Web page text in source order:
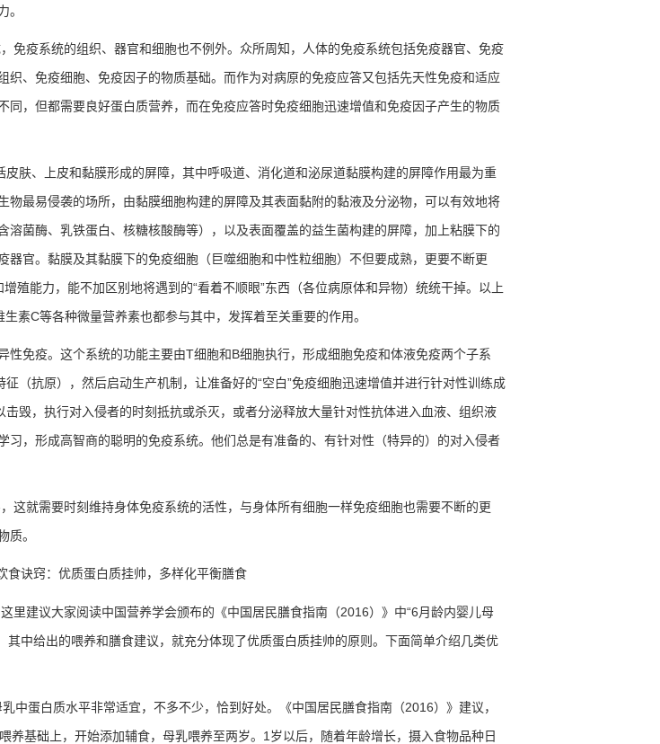
。
免疫系统的组织、器官和细胞也不例外。众所周知，人体的免疫系统包括免疫器官、免疫
、免疫细胞、免疫因子的物质基础。而作为对病原的免疫应答又包括先天性免疫和适应
，但都需要良好蛋白质营养，而在免疫应答时免疫细胞迅速增值和免疫因子产生的物质
肤、上皮和黏膜形成的屏障，其中呼吸道、消化道和泌尿道黏膜构建的屏障作用最为重
最易侵袭的场所，由黏膜细胞构建的屏障及其表面黏附的黏液及分泌物，可以有效地将
菌酶、乳铁蛋白、核糖核酸酶等），以及表面覆盖的益生菌构建的屏障，加上粘膜下的
官。黏膜及其黏膜下的免疫细胞（巨噬细胞和中性粒细胞）不但要成熟，更要不断更
殖能力，能不加区别地将遇到的“看着不顺眼”东西（各位病原体和异物）统统干掉。以上
生素C等各种微量营养素也都参与其中，发挥着至关重要的作用。
性免疫。这个系统的功能主要由T细胞和B细胞执行，形成细胞免疫和体液免疫两个子系
征（抗原），然后启动生产机制，让准备好的“空白”免疫细胞迅速增值并进行针对性训练成
毁，执行对入侵者的时刻抵抗或杀灭，或者分泌释放大量针对性抗体进入血液、组织液
，形成高智商的聪明的免疫系统。他们总是有准备的、有针对性（特异的）的对入侵者
这就需要时刻维持身体免疫系统的活性，与身体所有细胞一样免疫细胞也需要不断的更
质。
食诀窍：优质蛋白质挂帅，多样化平衡膳食
里建议大家阅读中国营养学会颁布的《中国居民膳食指南（2016）》中“6月龄内婴儿母
其中给出的喂养和膳食建议，就充分体现了优质蛋白质挂帅的原则。下面简单介绍几类优
中蛋白质水平非常适宜，不多不少，恰到好处。《中国居民膳食指南（2016）》建议，
养基础上，开始添加辅食，母乳喂养至两岁。 1 岁以后，随着年龄增长，摄入食物品种日